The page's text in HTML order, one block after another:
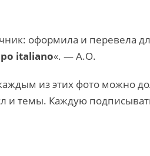
оформила и перевела
italiano«. — А.О.
из этих фото можно
и темы. Каждую